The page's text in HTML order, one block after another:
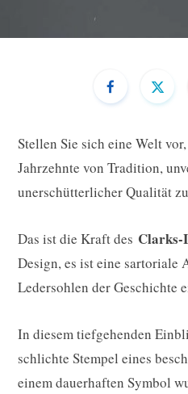
Stellen Sie sich eine Welt
Jahrzehnte von Tradition,
unerschütterlicher Qualität
Das ist die Kraft des Clarks-
Design, es ist eine sartoriale
Ledersohlen der Geschichte
In diesem tiefgehenden
schlichte Stempel eines
einem dauerhaften Symbol